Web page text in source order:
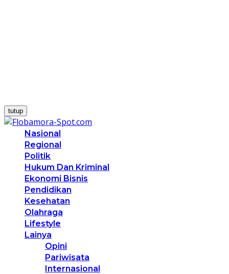
tutup
Nasional
Regional
Politik
Hukum Dan Kriminal
Ekonomi Bisnis
Pendidikan
Kesehatan
Olahraga
Lifestyle
Lainya
Opini
Pariwisata
Internasional